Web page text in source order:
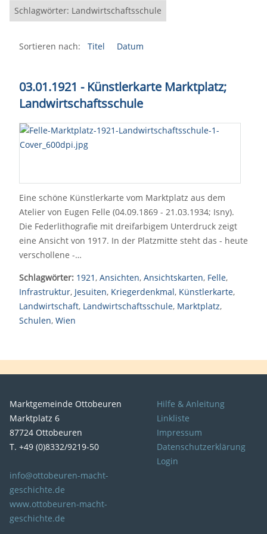
Schlagwörter: Landwirtschaftsschule
Sortieren nach: Titel Datum
03.01.1921 - Künstlerkarte Marktplatz;
Landwirtschaftsschule
Eine schöne Künstlerkarte vom Marktplatz aus dem
Atelier von Eugen Felle (04.09.1869 - 21.03.1934; Isny).
Die Federlithografie mit dreifarbigem Unterdruck zeigt
eine Ansicht von 1917. In der Platzmitte steht das - heute
verschollene -…
Schlagwörter: 1921, Ansichten, Ansichtskarten, Felle,
Infrastruktur, Jesuiten, Kriegerdenkmal, Künstlerkarte,
Landwirtschaft, Landwirtschaftsschule, Marktplatz,
Schulen, Wien
Marktgemeinde Ottobeuren
Marktplatz 6
87724 Ottobeuren
T. +49 (0)8332/9219-50
info@ottobeuren-macht-
geschichte.de
www.ottobeuren-macht-
geschichte.de
Hilfe & Anleitung
Linkliste
Impressum
Datenschutzerklärung
Login